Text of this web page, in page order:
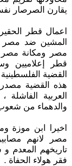
يقارن الصرصار
اعمال قطر
المشين ضد مصر
مصر ومكانة
قطر إعلاميين
القضية الفلسطينية
هذه القضية مصدر
العربية
والدهماء من
اخيرا ابن موزة
مصر لانهم
تاريخهم المعدم
فقر هولاء الحفاة .